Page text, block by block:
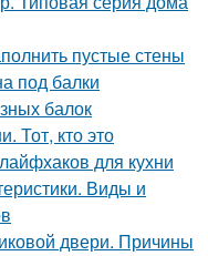
пустые стены
под балки
балок
Тот, кто это
для кухни
Виды и
двери. Причины